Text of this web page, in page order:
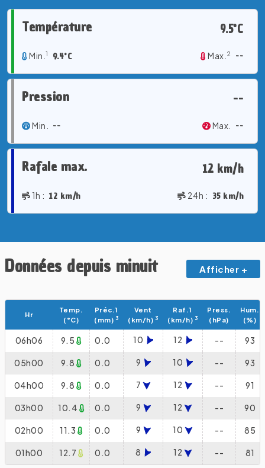
Température 9.5°C
Min. 1 9.4°C Max. 2 --
Pression --
Min. -- Max. --
Rafale max. 12 km/h
1h : 12 km/h 24h : 35 km/h
Données depuis minuit Afficher +
Hr
Temp.
(°C)
Préc.1
(mm) 3
Vent
(km/h) 3
Raf.1
(km/h) 3
Press.
(hPa)
Hum.
(%)
06h06 9.5 0.0 10 12 -- 93
05h00 9.8 0.0 9 10 -- 93
04h00 9.8 0.0 7 12 -- 91
03h00 10.4 0.0 9 12 -- 90
02h00 11.3 0.0 9 10 -- 85
01h00 12.7 0.0 8 12 -- 81